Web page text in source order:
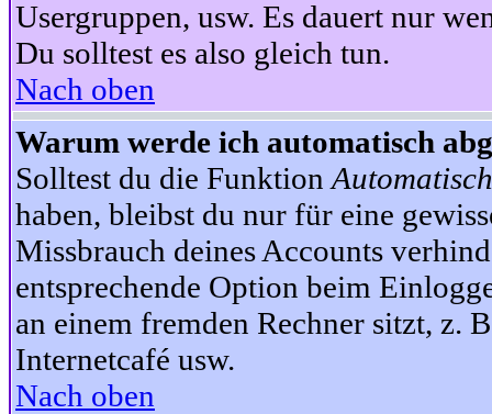
Usergruppen, usw. Es dauert nur
Du solltest es also gleich tun.
Nach oben
Warum werde ich automatisch
Solltest du die Funktion
haben, bleibst du nur für eine
Missbrauch deines Accounts
entsprechende Option beim
an einem fremden Rechner sitzt, z.
Internetcafé usw.
Nach oben